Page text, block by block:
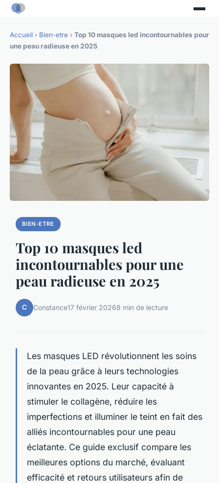
Accueil › Bien-etre › Top 10 masques led incontournables pour
une peau radieuse en 2025
BIEN-ETRE
Top 10 masques led
incontournables pour une
peau radieuse en 2025
C Constance17 février 20268 min de lecture
Les masques LED révolutionnent les soins
de la peau grâce à leurs technologies
innovantes en 2025. Leur capacité à
stimuler le collagène, réduire les
imperfections et illuminer le teint en fait des
alliés incontournables pour une peau
éclatante. Ce guide exclusif compare les
meilleures options du marché, évaluant
efficacité et retours utilisateurs afin de